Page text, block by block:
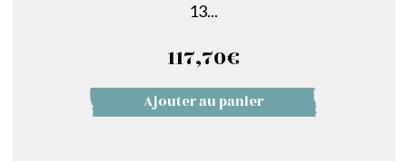
13...
117,70€
Ajouter au panier